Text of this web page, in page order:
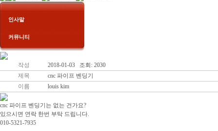
인사말
커뮤니티
작성
2018-01-03 조회: 2030
제목
cnc 파이프 벤딩기
이름
louis kim
cnc 파이프 벤딩기는 없는 건가요?
있으시면 연락 한번 부탁 드립니다.
010-5321-7935